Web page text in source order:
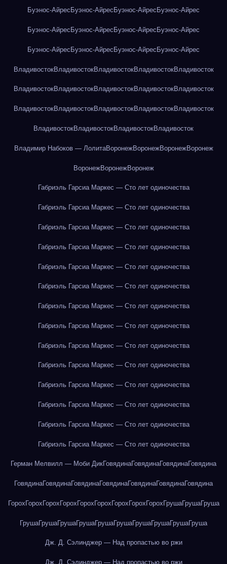
Буэнос-Айрес Буэнос-Айрес Буэнос-Айрес Буэнос-Айрес
Буэнос-Айрес Буэнос-Айрес Буэнос-Айрес Буэнос-Айрес
Буэнос-Айрес Буэнос-Айрес Буэнос-Айрес Буэнос-Айрес
ВладивостокВладивостокВладивостокВладивостокВладивосток
ВладивостокВладивостокВладивостокВладивостокВладивосток
ВладивостокВладивостокВладивостокВладивостокВладивосток
ВладивостокВладивостокВладивостокВладивосток
Владимир Набоков — ЛолитаВоронежВоронежВоронежВоронеж
ВоронежВоронежВоронеж
Габриэль Гарсиа Маркес — Сто лет одиночества
Габриэль Гарсиа Маркес — Сто лет одиночества
Габриэль Гарсиа Маркес — Сто лет одиночества
Габриэль Гарсиа Маркес — Сто лет одиночества
Габриэль Гарсиа Маркес — Сто лет одиночества
Габриэль Гарсиа Маркес — Сто лет одиночества
Габриэль Гарсиа Маркес — Сто лет одиночества
Габриэль Гарсиа Маркес — Сто лет одиночества
Габриэль Гарсиа Маркес — Сто лет одиночества
Габриэль Гарсиа Маркес — Сто лет одиночества
Габриэль Гарсиа Маркес — Сто лет одиночества
Габриэль Гарсиа Маркес — Сто лет одиночества
Габриэль Гарсиа Маркес — Сто лет одиночества
Габриэль Гарсиа Маркес — Сто лет одиночества
Герман Мелвилл — Моби ДикГовядинаГовядинаГовядинаГовядина
ГовядинаГовядинаГовядинаГовядинаГовядинаГовядинаГовядина
Горох Горох Горох Горох Горох Горох Горох Горох Горох ГрушаГрушаГруша
ГрушаГрушаГрушаГрушаГрушаГрушаГрушаГрушаГрушаГруша
Дж. Д. Сэлинджер — Над пропастью во ржи
Дж. Д. Сэлинджер — Над пропастью во ржи